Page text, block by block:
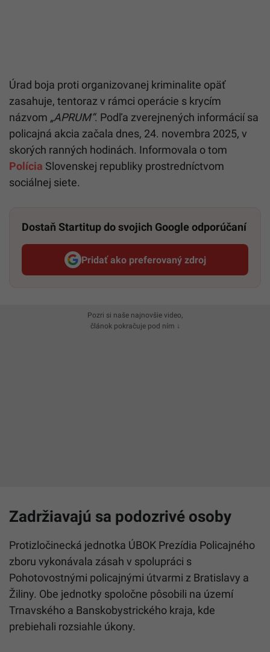
Úrad boja proti organizovanej kriminalite opäť
zasahuje, tentoraz v rámci operácie s krycím
názvom „APRUM“. Podľa zverejnených informácií sa
policajná akcia začala dnes, 24. novembra 2025, v
skorých ranných hodinách. Informovala o tom
Polícia Slovenskej republiky prostredníctvom
sociálnej siete.
Dostaň Startitup do svojich Google odporúčaní
Pridať ako preferovaný zdroj
Startitup, odkaz sa otvorí v
Pozri si naše najnovšie video,
článok pokračuje pod ním ↓
Zadržiavajú sa podozrivé osoby
Protizločinecká jednotka ÚBOK Prezídia Policajného
zboru vykonávala zásah v spolupráci s
Pohotovostnými policajnými útvarmi z Bratislavy a
Žiliny. Obe jednotky spoločne pôsobili na území
Trnavského a Banskobystrického kraja, kde
prebiehali rozsiahle úkony.